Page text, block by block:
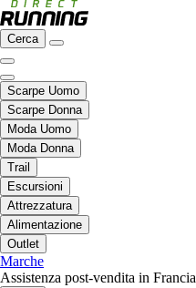
Cerca
Scarpe Uomo
Scarpe Donna
Moda Uomo
Moda Donna
Trail
Escursioni
Attrezzatura
Alimentazione
Outlet
Marche
Assistenza post-vendita in Francia